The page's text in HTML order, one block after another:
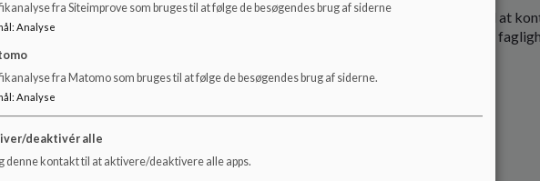
Har I spørgsmål undervejs – store som små – er I altid meget velkomne til at
Vi glæder os til at byde jer velkommen i Eventyrhuset – et hus med hjerte,
Institutionsleder
📞29 91 73 02
fra Siteimprove som bruges til at følge de besøgendes brug af siderne
: Analyse
fra Matomo som bruges til at følge de besøgendes brug af siderne.
: Analyse
deaktivér alle
denne kontakt til at aktivere/deaktivere alle apps.